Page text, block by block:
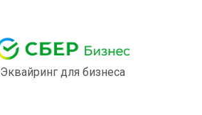
Эквайринг для бизнеса